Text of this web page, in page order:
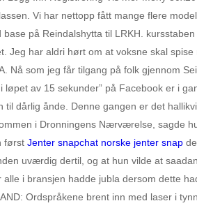
Vi har nettopp fått mange flere
base på Reindalshytta til LRKH.
Jeg har aldri hørt om at voksne skal
Nå som jeg får tilgang på folk gjennom
løpet av 15 sekunder” på Facebook er i
til dårlig ånde. Denne gangen er det
i Dronningens Nærværelse, sagde
førstJenter snapchat norske jenter snap
uværdig dertil, og at hun vilde at
i bransjen hadde jubla dersom dette
Ordspråkene brent inn med laser i